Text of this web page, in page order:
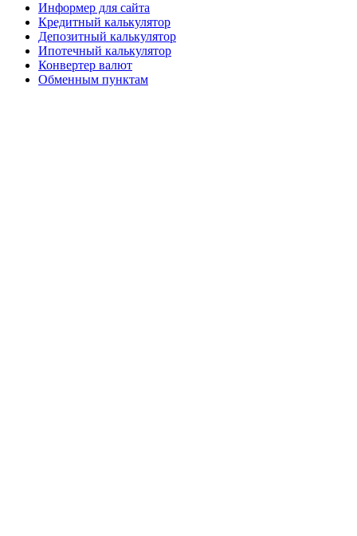
Информер для сайта
Кредитный калькулятор
Депозитный калькулятор
Ипотечный калькулятор
Конвертер валют
Обменным пунктам